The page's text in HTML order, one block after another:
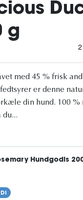
g
med 45 % frisk
er denne
din hund. 100 %
du...
Hundgodis